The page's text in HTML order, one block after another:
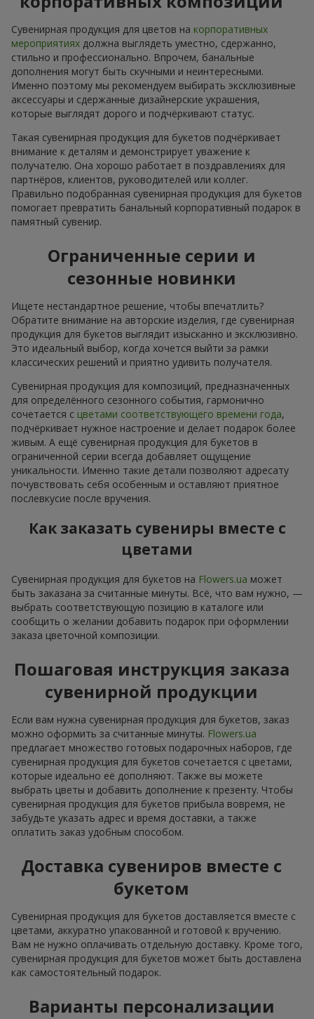
Сувенирная продукция для цветов на корпоративных
мероприятиях должна выглядеть уместно, сдержанно,
стильно и профессионально. Впрочем, банальные
дополнения могут быть скучными и неинтересными.
Именно поэтому мы рекомендуем выбирать эксклюзивные
аксессуары и сдержанные дизайнерские украшения,
которые выглядят дорого и подчёркивают статус.
Такая сувенирная продукция для букетов подчёркивает
внимание к деталям и демонстрирует уважение к
получателю. Она хорошо работает в поздравлениях для
партнёров, клиентов, руководителей или коллег.
Правильно подобранная сувенирная продукция для букетов
помогает превратить банальный корпоративный подарок в
памятный сувенир.
Ограниченные серии и
сезонные новинки
Ищете нестандартное решение, чтобы впечатлить?
Обратите внимание на авторские изделия, где сувенирная
продукция для букетов выглядит изысканно и эксклюзивно.
Это идеальный выбор, когда хочется выйти за рамки
классических решений и приятно удивить получателя.
Сувенирная продукция для композиций, предназначенных
для определённого сезонного события, гармонично
сочетается с цветами соответствующего времени года,
подчёркивает нужное настроение и делает подарок более
живым. А ещё сувенирная продукция для букетов в
ограниченной серии всегда добавляет ощущение
уникальности. Именно такие детали позволяют адресату
почувствовать себя особенным и оставляют приятное
послевкусие после вручения.
Как заказать сувениры вместе с
цветами
Сувенирная продукция для букетов на Flowers.ua может
быть заказана за считанные минуты. Всё, что вам нужно, —
выбрать соответствующую позицию в каталоге или
сообщить о желании добавить подарок при оформлении
заказа цветочной композиции.
Пошаговая инструкция заказа
сувенирной продукции
Если вам нужна сувенирная продукция для букетов, заказ
можно оформить за считанные минуты. Flowers.ua
предлагает множество готовых подарочных наборов, где
сувенирная продукция для букетов сочетается с цветами,
которые идеально её дополняют. Также вы можете
выбрать цветы и добавить дополнение к презенту. Чтобы
сувенирная продукция для букетов прибыла вовремя, не
забудьте указать адрес и время доставки, а также
оплатить заказ удобным способом.
Доставка сувениров вместе с
букетом
Сувенирная продукция для букетов доставляется вместе с
цветами, аккуратно упакованной и готовой к вручению.
Вам не нужно оплачивать отдельную доставку. Кроме того,
сувенирная продукция для букетов может быть доставлена
как самостоятельный подарок.
Варианты персонализации